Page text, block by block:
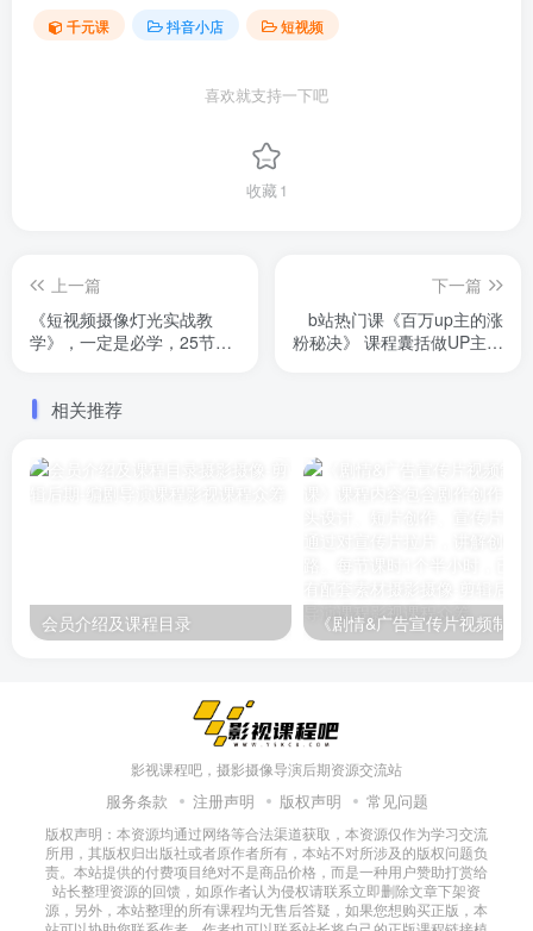
千元课 抖音小店 短视频
喜欢就支持一下吧
收藏 1
上一篇
《短视频摄像灯光实战教
学》，一定是必学，25节课
手法
下一篇
b站热门课《百万up主的涨
粉秘决》 课程囊括做UP主的
巧、了解运营手段，为你成
相关推荐
会员介绍及课程目录
影视课程吧，摄影摄像导演后期资源交流站
服务条款 注册声明 版权声明 常见问题
版权声明：本资源均通过网络等合法渠道获取，本资源仅作为学习交流
所用，其版权归出版社或者原作者所有，本站不对所涉及的版权问题负
责。本站提供的付费项目绝对不是商品价格，而是一种用户赞助打赏给
站长整理资源的回馈，如原作者认为侵权请联系立即删除文章下架资
源，另外，本站整理的所有课程均无售后答疑，如果您想购买正版，本